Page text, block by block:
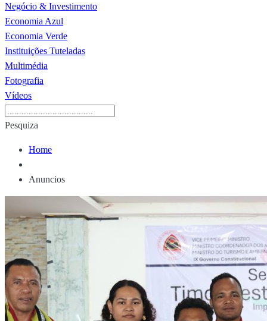
Negócio & Investimento
Economia Azul
Economia Verde
Instituições Tuteladas
Multimédia
Fotografia
Vídeos
Pesquiza
Home
Anuncios